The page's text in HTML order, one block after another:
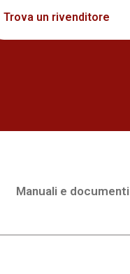
Trova un rivenditore
Manuali e documenti